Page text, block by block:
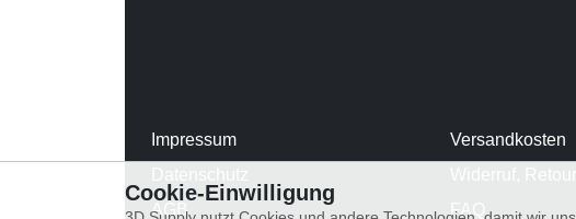
Impressum
AGB
Versandkosten
FAQ
Cookie-Einwilligung